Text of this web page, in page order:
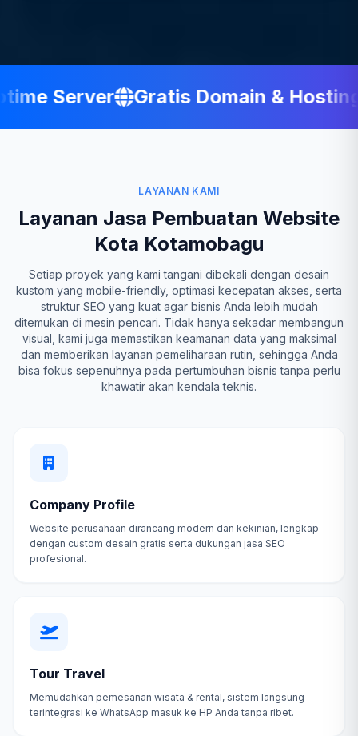
Server Gratis Domain & Hosting
LAYANAN KAMI
Layanan Jasa Pembuatan Website
Kota Kotamobagu
Setiap proyek yang kami tangani dibekali dengan desain
kustom yang mobile-friendly, optimasi kecepatan akses, serta
struktur SEO yang kuat agar bisnis Anda lebih mudah
ditemukan di mesin pencari. Tidak hanya sekadar membangun
visual, kami juga memastikan keamanan data yang maksimal
dan memberikan layanan pemeliharaan rutin, sehingga Anda
bisa fokus sepenuhnya pada pertumbuhan bisnis tanpa perlu
khawatir akan kendala teknis.
Company Profile
Website perusahaan dirancang modern dan kekinian, lengkap
dengan custom desain gratis serta dukungan jasa SEO
profesional.
Tour Travel
Memudahkan pemesanan wisata & rental, sistem langsung
terintegrasi ke WhatsApp masuk ke HP Anda tanpa ribet.